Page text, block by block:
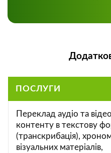
ПОСЛУГИ
Переклад аудіо та відео
контенту в текстову
(транскрибація),
візуальних матеріалів,